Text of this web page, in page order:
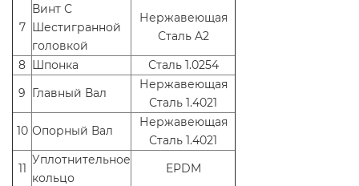
7
Винт С
Шестигранной
головкой
Нержавеющая
Сталь A2
8 Шпонка
Сталь 1.0254
9 Главный Вал
Нержавеющая
Сталь 1.4021
10 Опорный Вал
Нержавеющая
Сталь 1.4021
11
Уплотнительное
кольцо
EPDM